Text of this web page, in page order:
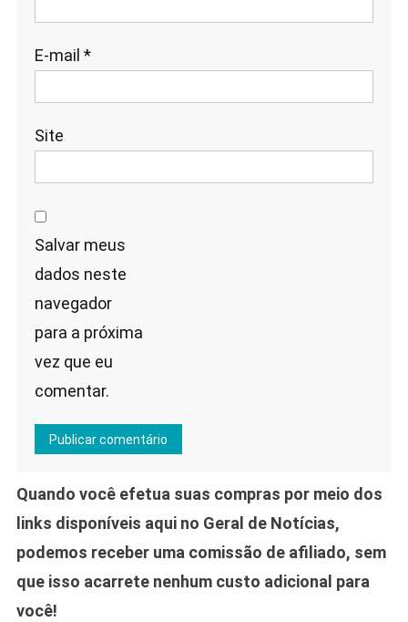
E-mail *
Site
Salvar meus
dados neste
navegador
para a próxima
vez que eu
comentar.
Quando você efetua suas compras por meio dos
links disponíveis aqui no Geral de Notícias,
podemos receber uma comissão de afiliado, sem
que isso acarrete nenhum custo adicional para
você!